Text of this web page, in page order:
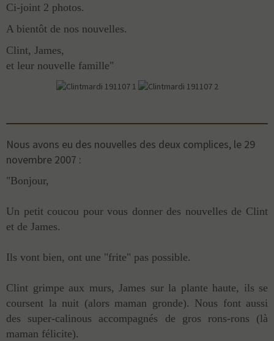
Ci-joint 2 photos.
A bientôt de nos nouvelles.
Clint, James,
et leur nouvelle famille"
Nous avons eu des nouvelles des deux complices, le 29
novembre 2007 :
"Bonjour,
Un petit coucou pour vous donner des nouvelles de Clint
et de James.
Ils vont bien, ont une "frite" pas possible.
Clint grimpe aux murs, James sur la plante haute, ils se
coursent la nuit (alors maman gronde). Nous font aussi
des super-calinous accompagnés de gros rons-rons (là
maman félicite).